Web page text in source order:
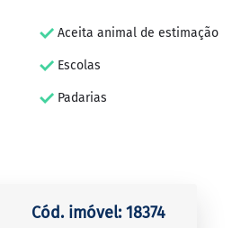
Aceita animal de estimação
Escolas
Padarias
Cód. imóvel: 18374